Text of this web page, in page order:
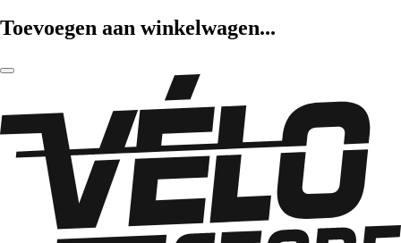
Toevoegen aan winkelwagen...